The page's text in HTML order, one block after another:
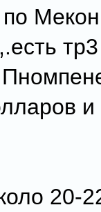
и
20-